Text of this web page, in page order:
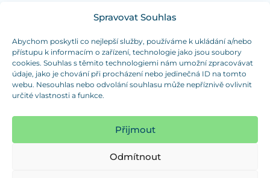
Spravovat Souhlas
Abychom poskytli co nejlepší služby, používáme k ukládání a/nebo
přístupu k informacím o zařízení, technologie jako jsou soubory
cookies. Souhlas s těmito technologiemi nám umožní zpracovávat
údaje, jako je chování při procházení nebo jedinečná ID na tomto
webu. Nesouhlas nebo odvolání souhlasu může nepříznivě ovlivnit
určité vlastnosti a funkce.
Přijmout
Odmítnout
Potřebujete poradit s výběrem?
Jsme tu pro vás Pondělí-Čtvrtek od: 7:30 - 15:30 hodin
a Pátek od 7:30 - 14:30 hodin
info@dualpraha.cz +420 725 802 767
(platba pouze v hotovosti)
Jsme tu pro vás Pondělí-Čtvrtek od: 7:30 - 15:30 hodin
a Pátek od 7:30 - 14:30 hodin